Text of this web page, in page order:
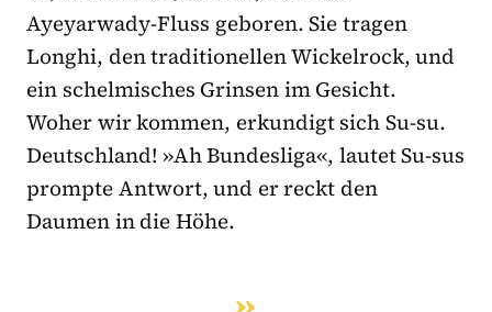
Ayeyarwady-Fluss geboren. Sie tragen
Longhi, den traditionellen Wickelrock, und
ein schelmisches Grinsen im Gesicht.
Woher wir kommen, erkundigt sich Su-su.
Deutschland! »Ah Bundesliga«, lautet Su-sus
prompte Antwort, und er reckt den
Daumen in die Höhe.